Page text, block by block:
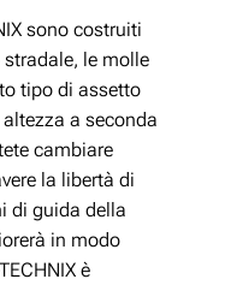
sono costruiti
le molle
tipo di assetto
a seconda
cambiare
la libertà di
di guida della
in modo
è